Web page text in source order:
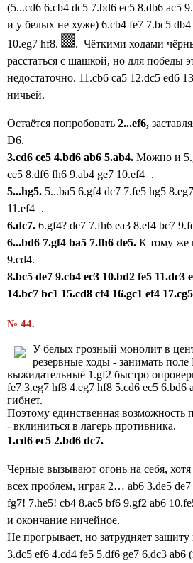
(5...cd6 6.cb4 dc5 7.bd6 ec5 8.db6 ac5
и у белых не хуже) 6.cb4 fe7 7.bc5
10.eg7 hf8.
. Чёткими ходами
расстаться с шашкой, но для победы
недостаточно. 11.cb6 ca5 12.dc5 ed6
ничьей.
Остаётся попробовать 2...ef6,
D6.
3.cd6 ce5 4.bd6 ab6 5.ab4. Можно и
ce5 8.df6 fh6 9.ab4 ge7 10.ef4=.
5...hg5. 5...ba5 6.gf4 dc7 7.fe5 hg5
11.ef4=.
6.dc7. 6.gf4? de7 7.fh6 ea3 8.ef4 bc7
6...bd6 7.gf4 ba5 7.fh6 de5. К тому же
9.cd4.
8.bc5 de7 9.cb4 ec3 10.bd2 fe5 11.dc3
14.bc7 bc1 15.cd8 cf4 16.gc1 ef4
№ 44.
У белых грозный монолит в
резервные ходы - занимать поле
выжидательныё 1.gf2 быстро
fe7 3.eg7 hf8 4.eg7 hf8 5.cd6 ec5
гибнет.
Поэтому единственная возможность
- вклиниться в лагерь противника.
1.cd6 ec5 2.bd6 dc7.
Чёрные вызывают огонь на себя, хотя
всех проблем, играя 2… ab6 3.de5
fg7! 7.he5! cb4 8.ac5 bf6 9.gf2 ab6
и окончание ничейное.
Не прогрывает, но затрудняет
3.dc5 ef6 4.cd4 fe5 5.df6 ge7 6.dc3 ab6